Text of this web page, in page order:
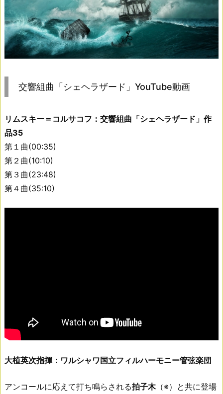
交響組曲「シェヘラザード」YouTube動画
リムスキー＝コルサコフ：交響組曲「シェヘラザード」作
品35
第１曲(00:35)
第２曲(10:10)
第３曲(23:48)
第４曲(35:10)
大植英次指揮：ワルシャワ国立フィルハーモニー管弦楽団
アンコールに応えて打ち鳴らされる拍子木（※）と共に登場